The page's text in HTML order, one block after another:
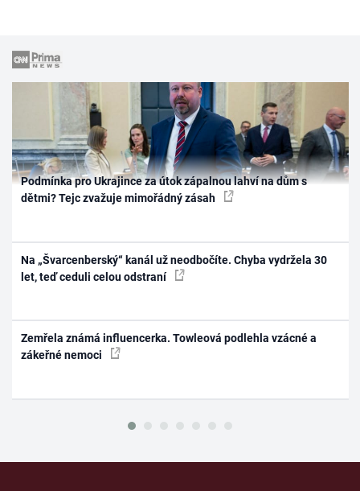
Podmínka pro Ukrajince za útok zápalnou lahví na dům s
dětmi? Tejc zvažuje mimořádný zásah
Na „Švarcenberský“ kanál už neodbočíte. Chyba vydržela 30
let, teď ceduli celou odstraní
Zemřela známá influencerka. Towleová podlehla vzácné a
zákeřné nemoci